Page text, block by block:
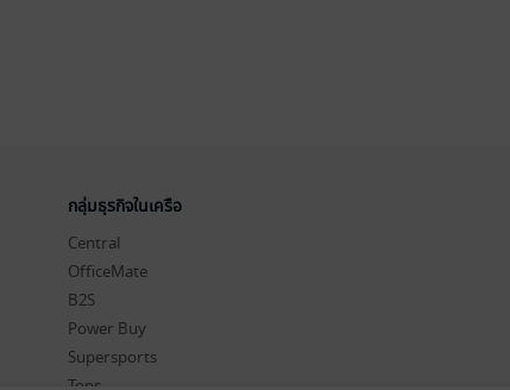
กลุ่มธุรกิจในเครือ
Central
OfficeMate
B2S
Power Buy
Supersports